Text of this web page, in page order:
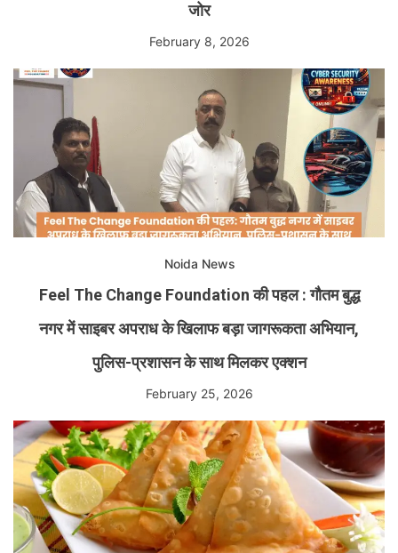
जोर
February 8, 2026
Noida News
Feel The Change Foundation की पहल : गौतम बुद्ध
नगर में साइबर अपराध के खिलाफ बड़ा जागरूकता अभियान,
पुलिस-प्रशासन के साथ मिलकर एक्शन
February 25, 2026